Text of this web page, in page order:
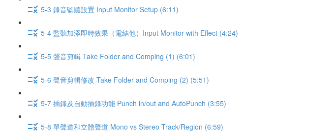
5-3 錄音監聽設置 Input Monitor Setup (6:11)
5-4 監聽加添即時效果（電結他）Input Monitor with Effect (4:24)
5-5 聲音剪輯 Take Folder and Comping (1) (6:01)
5-6 聲音剪輯修改 Take Folder and Comping (2) (5:51)
5-7 插錄及自動插錄功能 Punch in/out and AutoPunch (3:55)
5-8 單聲道和立體聲道 Mono vs Stereo Track/Region (6:59)